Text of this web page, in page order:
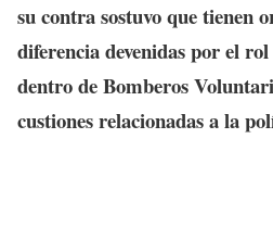
su contra sostuvo que tienen
diferencia devenidas por el
dentro de Bomberos
custiones relacionadas a la